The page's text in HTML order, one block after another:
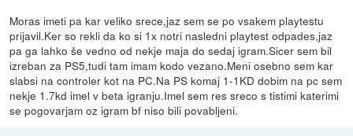
Moras imeti pa kar veliko srece,jaz sem se po vsakem playtestu
prijavil.Ker so rekli da ko si 1x notri nasledni playtest odpades,jaz
pa ga lahko še vedno od nekje maja do sedaj igram.Sicer sem bil
izreban za PS5,tudi tam imam kodo vezano.Meni osebno sem kar
slabsi na controler kot na PC.Na PS komaj 1-1KD dobim na pc sem
nekje 1.7kd imel v beta igranju.Imel sem res sreco s tistimi katerimi
se pogovarjam oz igram bf niso bili povabljeni.